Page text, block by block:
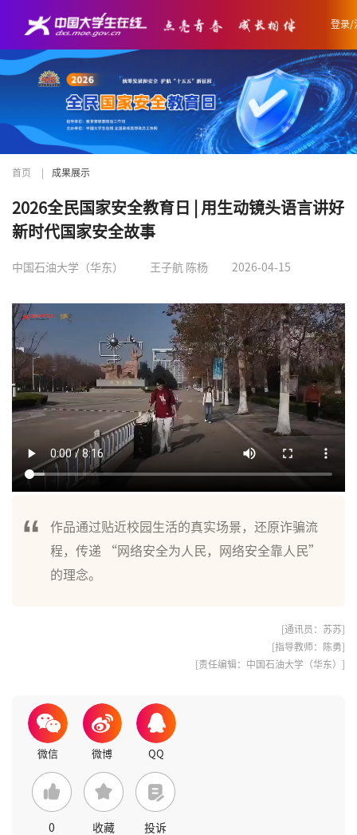
登录/
首页 成果展示
2026全民国家安全教育日 | 用生动镜头语言讲好
新时代国家安全故事
中国石油大学（华东） 王子航 陈杨 2026-04-15
作品通过贴近校园生活的真实场景，还原诈骗流
程，传递 “网络安全为人民，网络安全靠人民”
的理念。
[通讯员：苏苏]
[指导教师：陈勇]
[责任编辑：中国石油大学（华东）]
0 收藏 投诉